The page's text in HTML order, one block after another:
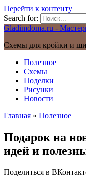
Перейти к контенту
Search for:
Gladimdoma.ru -
Схемы для кройки и
Полезное
Схемы
Поделки
Рисунки
Новости
Главная » Полезное
Подарок на
идей и
Поделиться в